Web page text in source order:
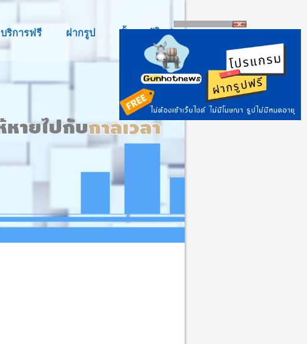
บริการฟรี ฝากรูป ตั้งกระทู้ใหม่